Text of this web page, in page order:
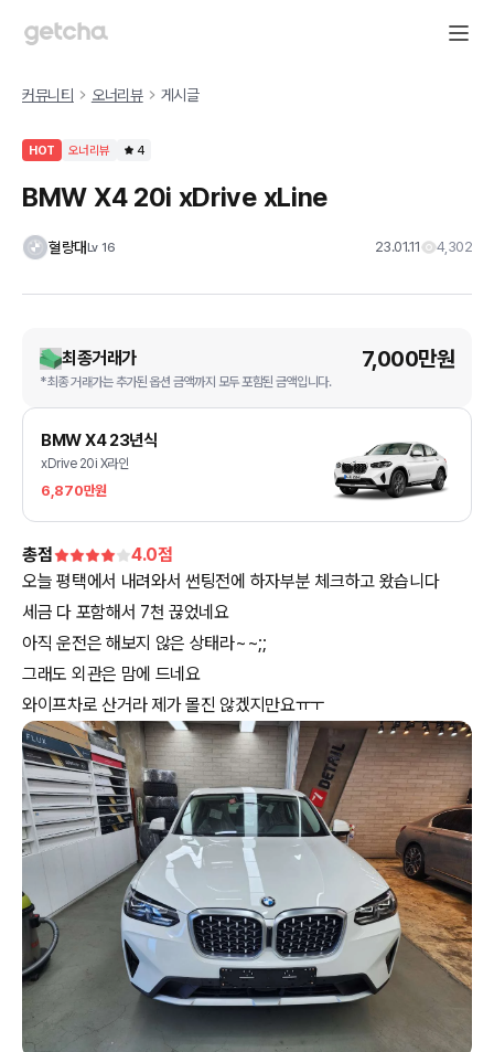
커뮤니티 오너리뷰 게시글
HOT 오너리뷰 4
BMW X4 20i xDrive xLine
혈량대Lv 16 23.01.11 4,302
최종거래가 7,000만원
*최종 거래가는 추가된 옵션 금액까지 모두 포함된 금액입니다.
BMW X4 23년식
xDrive 20i X라인
6,870만원
총점 4.0점
오늘 평택에서 내려와서 썬팅전에 하자부분 체크하고 왔습니다
세금 다 포함해서 7천 끊었네요
아직 운전은 해보지 않은 상태라~~;;
그래도 외관은 맘에 드네요
와이프차로 산거라 제가 몰진 않겠지만요ㅠㅜ